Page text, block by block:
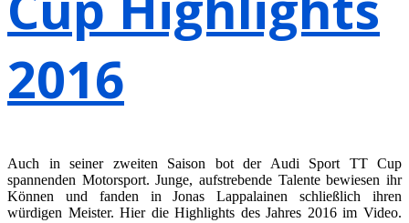
2016
Auch in seiner zweiten Saison bot der Audi Sport TT Cup
spannenden Motorsport. Junge, aufstrebende Talente bewiesen ihr
Können und fanden in Jonas Lappalainen schließlich ihren
würdigen Meister. Hier die Highlights des Jahres 2016 im Video.